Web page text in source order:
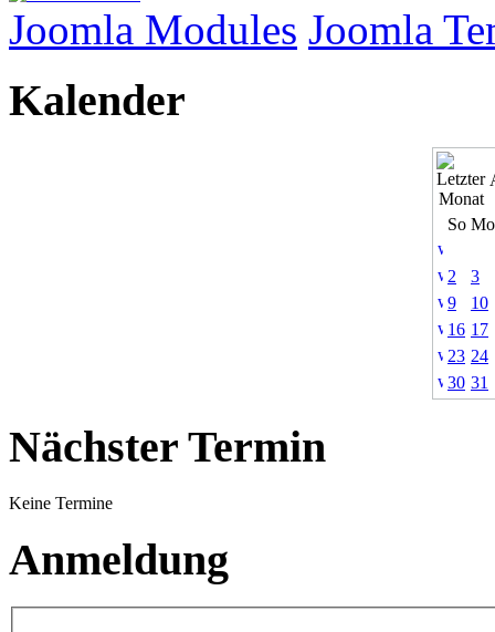
Joomla Modules Joomla
Kalender
So Mo
2
3
9
10
16 17
23 24
30 31
Nächster Termin
Keine Termine
Anmeldung